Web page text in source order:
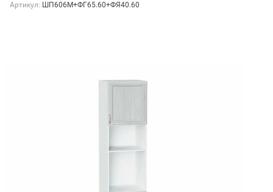
Артикул: ШП606М+ФГ65.60+ФЯ40.60